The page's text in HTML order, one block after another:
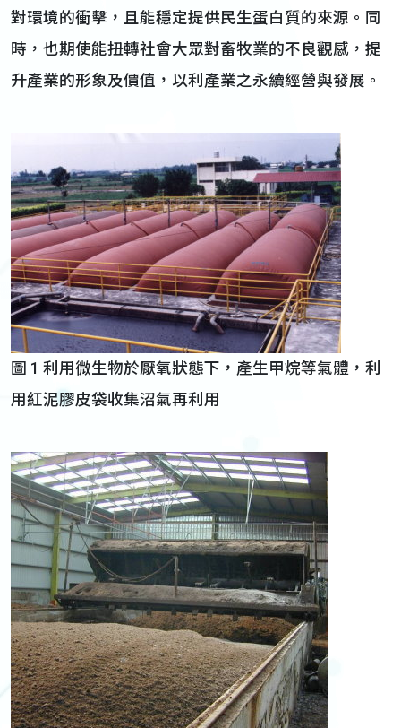
對環境的衝擊，且能穩定提供民生蛋白質的來源。同
時，也期使能扭轉社會大眾對畜牧業的不良觀感，提
升產業的形象及價值，以利產業之永續經營與發展。
圖 1 利用微生物於厭氧狀態下，產生甲烷等氣體，利
用紅泥膠皮袋收集沼氣再利用